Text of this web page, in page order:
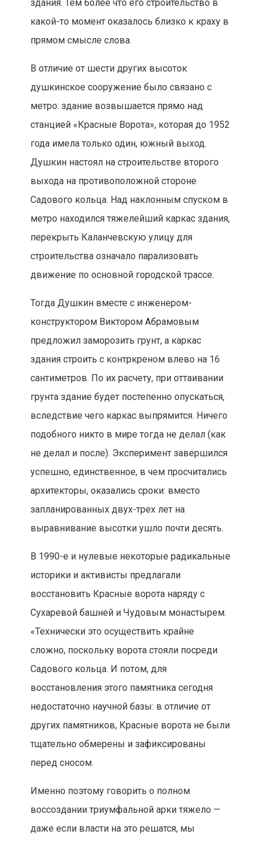
здания. Тем более что его строительство в
какой-то момент оказалось близко к краху в
прямом смысле слова.
В отличие от шести других высоток
душкинское сооружение было связано с
метро: здание возвышается прямо над
станцией «Красные Ворота», которая до 1952
года имела только один, южный выход.
Душкин настоял на строительстве второго
выхода на противоположной стороне
Садового кольца. Над наклонным спуском в
метро находился тяжелейший каркас здания,
перекрыть Каланчевскую улицу для
строительства означало парализовать
движение по основной городской трассе.
Тогда Душкин вместе с инженером-
конструктором Виктором Абрамовым
предложил заморозить грунт, а каркас
здания строить с контркреном влево на 16
сантиметров. По их расчету, при оттаивании
грунта здание будет постепенно опускаться,
вследствие чего каркас выпрямится. Ничего
подобного никто в мире тогда не делал (как
не делал и после). Эксперимент завершился
успешно, единственное, в чем просчитались
архитекторы, оказались сроки: вместо
запланированных двух-трех лет на
выравнивание высотки ушло почти десять.
В 1990-е и нулевые некоторые радикальные
историки и активисты предлагали
восстановить Красные ворота наряду с
Сухаревой башней и Чудовым монастырем.
«Технически это осуществить крайне
сложно, поскольку ворота стояли посреди
Садового кольца. И потом, для
восстановления этого памятника сегодня
недостаточно научной базы: в отличие от
других памятников, Красные ворота не были
тщательно обмерены и зафиксированы
перед сносом.
Именно поэтому говорить о полном
воссоздании триумфальной арки тяжело —
даже если власти на это решатся, мы